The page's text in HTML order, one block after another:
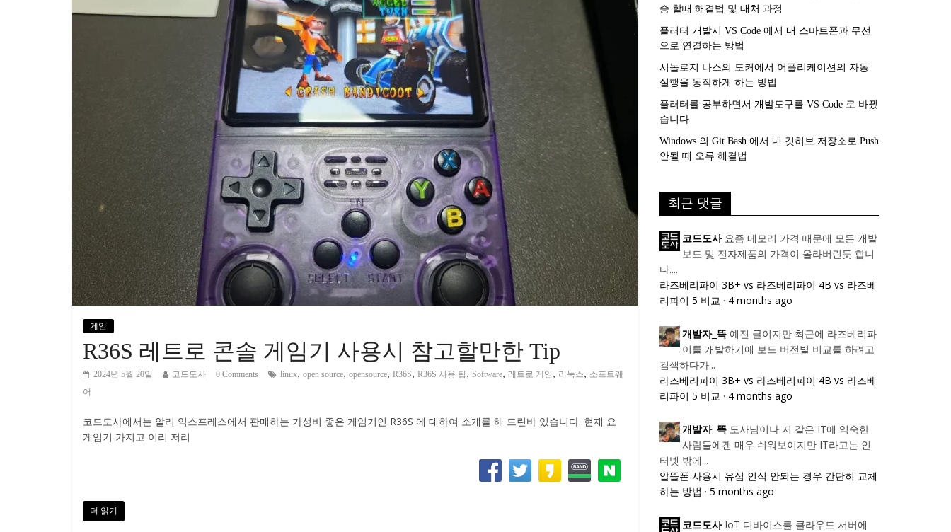
게임
R36S 레트로 콘솔 게임기 사용시 참고할만한 Tip
2024년 5월 20일 코드도사 0 Comments linux, open source, opensource, R36S, R36S 사용 팁 , Software, 레트로 게임 , 리눅스, 소프트웨
어
코드도사에서는 알리 익스프레스에서 판매하는 가성비 좋은 게임기인 R36S 에 대하여 소개를 해 드린바 있습니다. 현재 요
게임기 가지고 이리 저리
더 읽기
승 할때 해결법 및 대처 과정
플러터 개발시 VS Code 에서 내 스마트폰과 무선
으로 연결하는 방법
시놀로지 나스의 도커에서 어플리케이션의 자동
실행을 동작하게 하는 방법
플러터를 공부하면서 개발도구를 VS Code 로 바꿨
습니다
Windows 의 Git Bash 에서 내 깃허브 저장소로 Push
안될 때 오류 해결법
최근 댓글
코드도사 요즘 메모리 가격 때문에 모든 개발
보드 및 전자제품의 가격이 올라버린듯 합니
다....
라즈베리파이 3B+ vs 라즈베리파이 4B vs 라즈베
리파이 5 비교 · 4 months ago
개발자_뜩 예전 글이지만 최근에 라즈베리파
이를 개발하기에 보드 버전별 비교를 하려고
검색하다가...
라즈베리파이 3B+ vs 라즈베리파이 4B vs 라즈베
리파이 5 비교 · 4 months ago
개발자_뜩 도사님이나 저 같은 IT에 익숙한
사람들에겐 매우 쉬워보이지만 IT라고는 인
터넷 밖에...
알뜰폰 사용시 유심 인식 안되는 경우 간단히 교체
하는 방법 · 5 months ago
코드도사 IoT 디바이스를 클라우드 서버에